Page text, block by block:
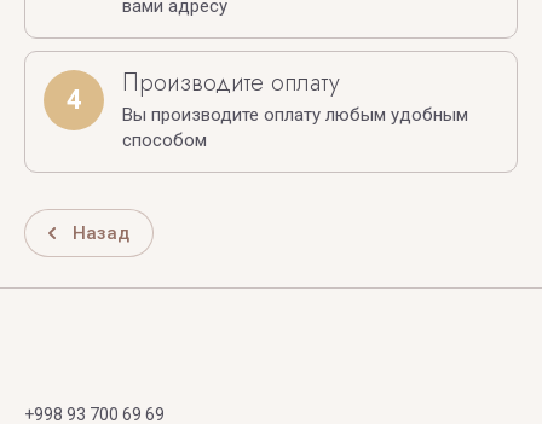
вами адресу
4 Производите оплату
Вы производите оплату любым удобным
способом
Назад
+998 93 700 69 69